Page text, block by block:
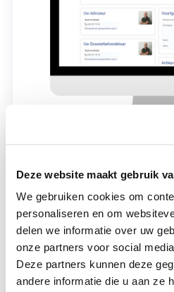
Deze website maakt gebruik
We gebruiken cookies om
personaliseren en om
delen we informatie over uw
onze partners voor social
Deze partners kunnen deze
andere informatie die u aan ze
Stel je voor: het is laat op de
dag achter de rug en ineens
staat het eigenlijk met mijn
zorgen, wij snappen we dat je
antwoorden wil. Daarom
je.